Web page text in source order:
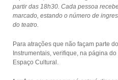
partir das 18h30. Cada pessoa
marcado, estando o número de
do teatro.
Para atrações que não façam parte
Instrumentais, verifique, na página
Espaço Cultural.